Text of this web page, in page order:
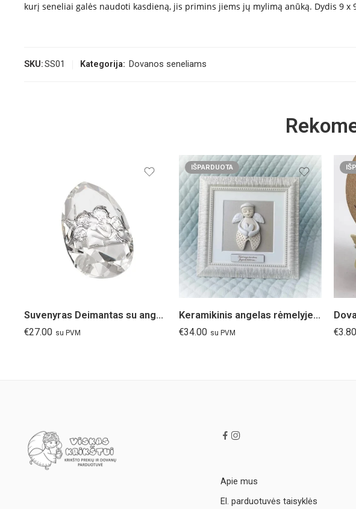
kurį seneliai galės naudoti kasdieną, jis primins jiems jų mylimą anūką. Dydis 9 x
SKU:SS01 Kategorija: Dovanos seneliams
Suvenyras Deimantas su angelais
€27.00 su PVM
IŠPARDUOTA
Keramikinis angelas rėmelyje su širdele 20x20cm
€34.00 su PVM
€3.80
Apie mus
El. parduotuvės taisyklės